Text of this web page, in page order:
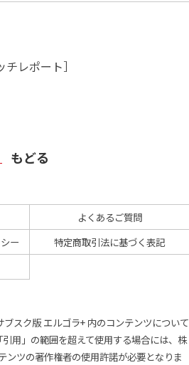
レポート］
もどる
よくあるご質問
ー
特定商取引法に基づく表記
スク版 エルゴラ+ 内のコンテンツについて
用」の範囲を超えて使用する場合には、株
ンツの著作権者の使用許諾が必要となりま